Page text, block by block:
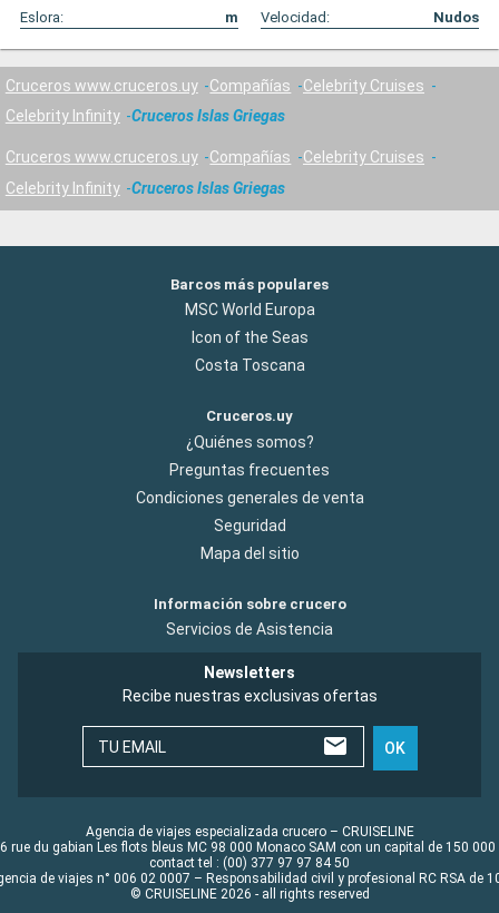
Eslora:
m Velocidad: Nudos
Cruceros www.cruceros.uy Compañías
Celebrity Cruises
Celebrity Infinity
Cruceros Islas Griegas
Cruceros www.cruceros.uy Compañías
Celebrity Cruises
Celebrity Infinity
Cruceros Islas Griegas
Barcos más populares
MSC World Europa
Icon of the Seas
Costa Toscana
Cruceros.uy
¿Quiénes somos?
Preguntas frecuentes
Condiciones generales de venta
Seguridad
Mapa del sitio
Información sobre crucero
Servicios de Asistencia
Newsletters
Recibe nuestras exclusivas ofertas
TU EMAIL OK
Agencia de viajes especializada crucero – CRUISELINE
rue du gabian Les flots bleus MC 98 000 Monaco SAM con un capital de 150 000
contact tel : (00) 377 97 97 84 50
de viajes n° 006 02 0007 – Responsabilidad civil y profesional RC RSA de
© CRUISELINE 2026 - all rights reserved